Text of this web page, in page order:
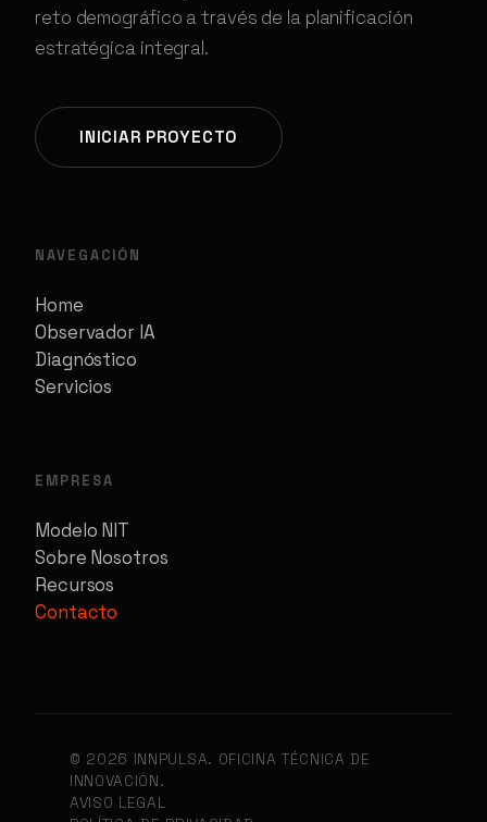
reto demográfico a través de la planificación
estratégica integral.
INICIAR PROYECTO
NAVEGACIÓN
Home
Observador IA
Diagnóstico
Servicios
EMPRESA
Modelo NIT
Sobre Nosotros
Recursos
Contacto
© 2026 INNPULSA. OFICINA TÉCNICA DE
INNOVACIÓN.
AVISO LEGAL